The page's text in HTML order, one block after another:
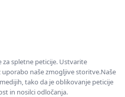
spletne peticije. Ustvarite
naše zmogljive storitve.Naše
tako da je oblikovanje peticije
in nosilci odločanja.